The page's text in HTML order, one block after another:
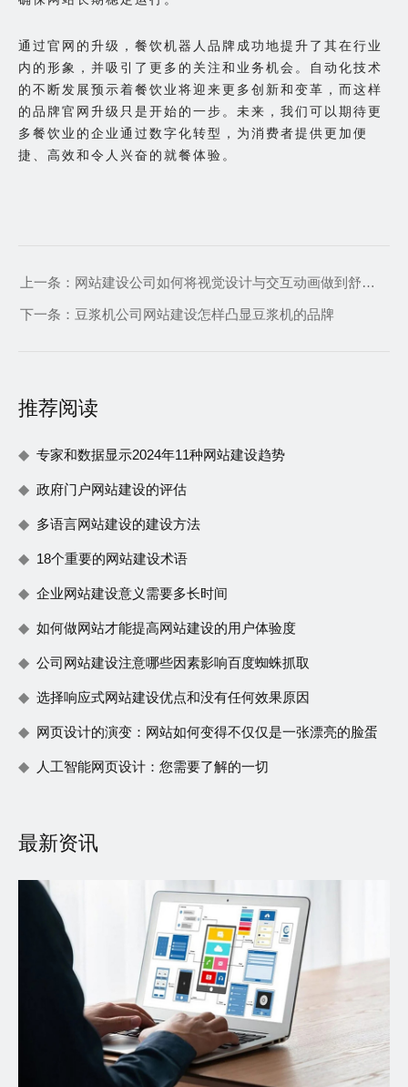
通过官网的升级，餐饮机器人品牌成功地提升了其在行业
内的形象，并吸引了更多的关注和业务机会。自动化技术
的不断发展预示着餐饮业将迎来更多创新和变革，而这样
的品牌官网升级只是开始的一步。未来，我们可以期待更
多餐饮业的企业通过数字化转型，为消费者提供更加便
捷、高效和令人兴奋的就餐体验。
上一条： 网站建设公司如何将视觉设计与交互动画做到舒适且富有创意
下一条： 豆浆机公司网站建设怎样凸显豆浆机的品牌
推荐阅读
专家和数据显示2024年11种网站建设趋势
政府门户网站建设的评估
多语言网站建设的建设方法
18个重要的网站建设术语
企业网站建设意义需要多长时间
如何做网站才能提高网站建设的用户体验度
公司网站建设注意哪些因素影响百度蜘蛛抓取
选择响应式网站建设优点和没有任何效果原因
网页设计的演变：网站如何变得不仅仅是一张漂亮的脸蛋
人工智能网页设计：您需要了解的一切
最新资讯